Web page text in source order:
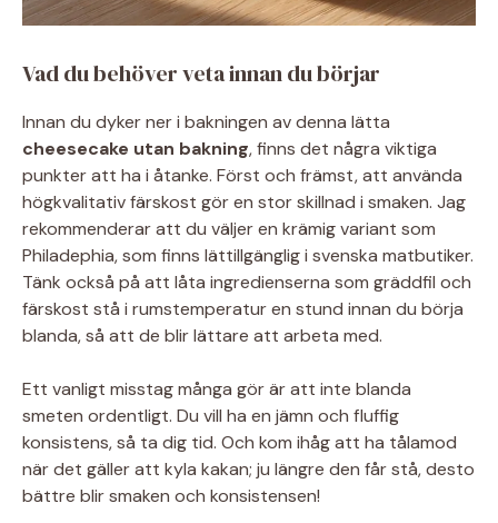
Vad du behöver veta innan du börjar
Innan du dyker ner i bakningen av denna lätta
cheesecake utan bakning, finns det några viktiga
punkter att ha i åtanke. Först och främst, att använda
högkvalitativ färskost gör en stor skillnad i smaken. Jag
rekommenderar att du väljer en krämig variant som
Philadephia, som finns lättillgänglig i svenska matbutiker.
Tänk också på att låta ingredienserna som gräddfil och
färskost stå i rumstemperatur en stund innan du börja
blanda, så att de blir lättare att arbeta med.
Ett vanligt misstag många gör är att inte blanda
smeten ordentligt. Du vill ha en jämn och fluffig
konsistens, så ta dig tid. Och kom ihåg att ha tålamod
när det gäller att kyla kakan; ju längre den får stå, desto
bättre blir smaken och konsistensen!